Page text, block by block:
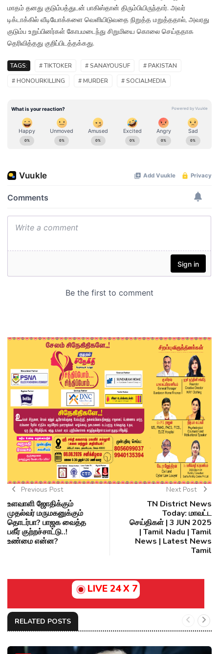
மாதம் தனது குடும்பத்துடன் பாகிஸ்தான் திரும்பியிருந்தார். அவர்
டிக்டாக்கில் வீடியோக்களை வெளியிடுவதை நிறுத்த மறுத்ததால், அவரது
குடும்ப உறுப்பினர்கள் கோபமடைந்து சிறுமியை கொலை செய்ததாக
தெரிவித்தது குறிப்பிடத்தக்கது.
TAGS: # TIKTOKER # SANAYOUSUF
# PAKISTAN
# HONOURKILLING
# MURDER # SOCIALMEDIA
Previous Post
உளவாளி ஜோதிக்கும்
முதல்வர் மருமகனுக்கும்
தொடர்பா? பாஜக வைத்த
பகீர் குற்றச்சாட்டு..!
உண்மை என்ன?
Next Post
TN District News
Today: மாவட்ட
செய்திகள் | 3 JUN 2025
| Tamil Nadu | Tamil
News | Latest News
Tamil
LIVE 24 X 7
RELATED POSTS